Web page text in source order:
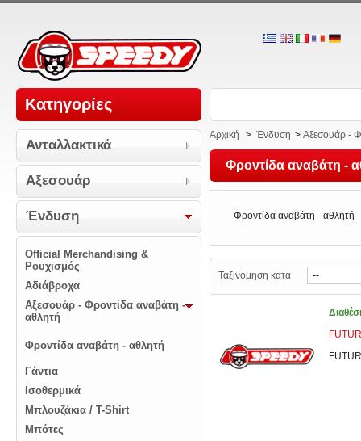
Κατηγορίες
Ανταλλακτικά
Αξεσουάρ
Ένδυση
Official Merchandising &
Ρουχισμός
Αδιάβροχα
Αξεσουάρ - Φροντίδα αναβάτη -
αθλητή
Φροντίδα αναβάτη - αθλητή
Γάντια
Ισοθερμικά
Μπλουζάκια / T-Shirt
Μπότες
Αρχική > Ένδυση > Αξεσουάρ -
Φροντίδα αναβάτη -
Φροντίδα αναβάτη - αθλητή
Ταξινόμηση κατά